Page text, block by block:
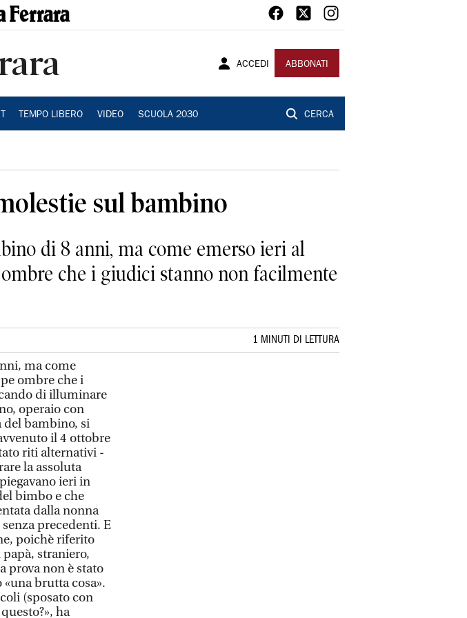
ACCEDI ABBONATI
TEMPO LIBERO VIDEO SCUOLA 2030 CERCA
sul bambino
di 8 anni, ma come emerso ieri al
che i giudici stanno non facilmente
1 MINUTI DI LETTURA
ma come
ombre che i
di illuminare
operaio con
del bambino, si
il 4 ottobre
riti alternativi -
la assoluta
ieri in
bimbo e che
dalla nonna
precedenti. E
poichè riferito
straniero,
prova non è stato
«una brutta cosa».
(sposato con
ha